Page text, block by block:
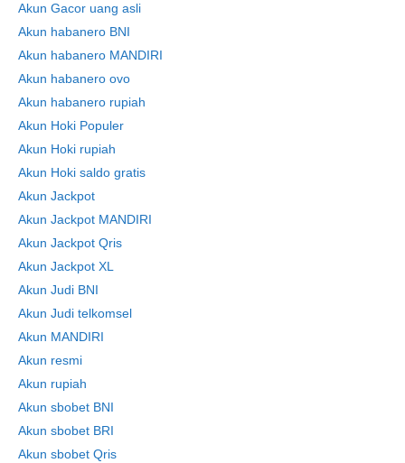
Akun Gacor uang asli
Akun habanero BNI
Akun habanero MANDIRI
Akun habanero ovo
Akun habanero rupiah
Akun Hoki Populer
Akun Hoki rupiah
Akun Hoki saldo gratis
Akun Jackpot
Akun Jackpot MANDIRI
Akun Jackpot Qris
Akun Jackpot XL
Akun Judi BNI
Akun Judi telkomsel
Akun MANDIRI
Akun resmi
Akun rupiah
Akun sbobet BNI
Akun sbobet BRI
Akun sbobet Qris